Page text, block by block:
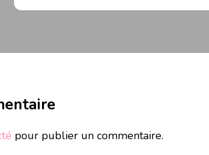
pour publier un commentaire.